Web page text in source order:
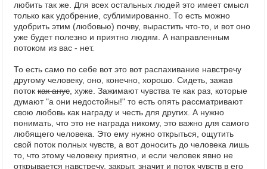
любить так же. Для всех остальных людей это имеет смысл
только как удобрение, сублимированно. То есть можно
удобрить этим (любовью) почву, вырастить что-то, и вот оно
уже будет полезно и приятно людям. А направленным
потоком из вас - нет.
То есть само по себе вот это вот распахивание навстречу
другому человеку, оно, конечно, хорошо. Сидеть, зажав
поток как анус , хуже. Зажимают чувства те как раз, которые
думают "а они недостойны!" то есть опять рассматривают
свою любовь как награду и честь для других. А нужно
понимать, что это не награда никому, это важно для самого
любящего человека. Это ему нужно открыться, ощутить
свой поток полных чувств, а вот доносить до человека лишь
то, что этому человеку приятно, и если человек явно не
открывается навстречу, закрыт, значит и поток чувств в его